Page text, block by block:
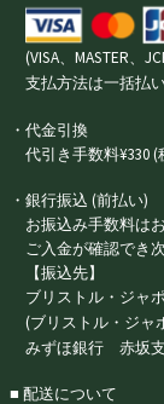
(VISA、MASTER、
支払方法は一括払
・代金引換
代引き手数料¥330 (
・銀行振込 (前払い)
お振込み手数料は
ご入金が確認でき
【振込先】
ブリストル・ジャ
(ブリストル・ジャ
みずほ銀行 赤坂
■ 配送について